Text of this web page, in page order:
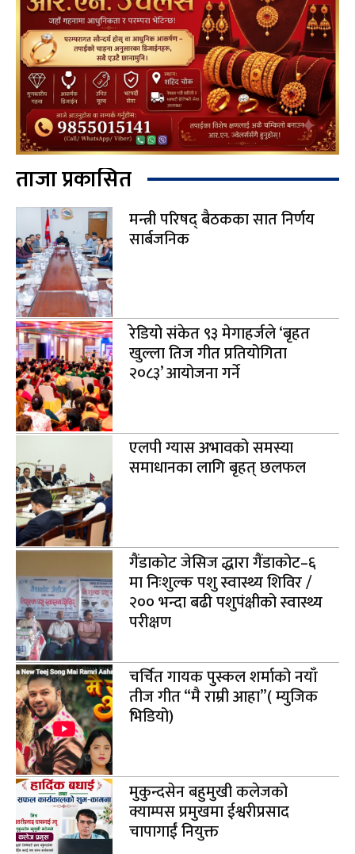
ताजा प्रकासित
मन्त्री परिषद् बैठकका सात निर्णय
सार्बजनिक
रेडियो संकेत ९३ मेगाहर्जले ‘बृहत
खुल्ला तिज गीत प्रतियोगिता
२०८३’ आयोजना गर्ने
एलपी ग्यास अभावको समस्या
समाधानका लागि बृहत् छलफल
गैंडाकोट जेसिज द्धारा गैंडाकोट–६
मा निःशुल्क पशु स्वास्थ्य शिविर /
२०० भन्दा बढी पशुपंक्षीको स्वास्थ्य
परीक्षण
चर्चित गायक पुस्कल शर्माको नयाँ
तीज गीत “मै राम्री आहा”( म्युजिक
भिडियो)
मुकुन्दसेन बहुमुखी कलेजको
क्याम्पस प्रमुखमा ईश्वरीप्रसाद
चापागाईं नियुक्त